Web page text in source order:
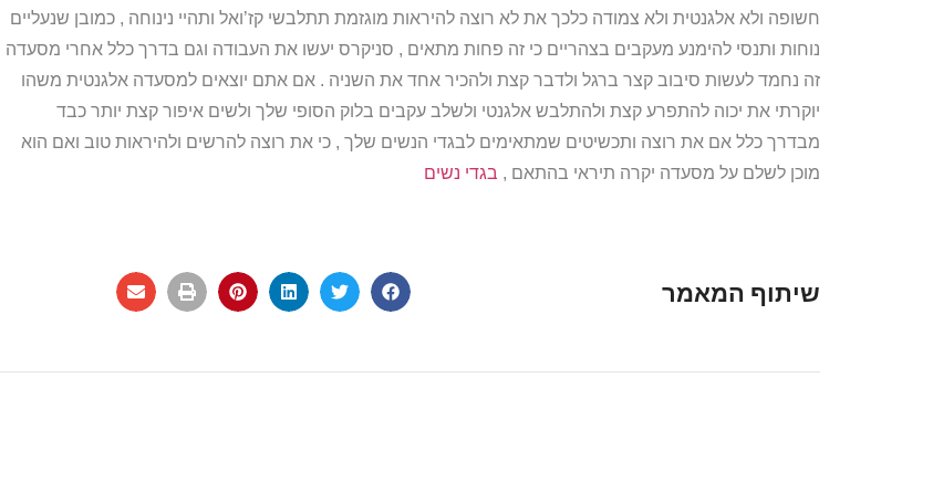
חשופה ולא אלגנטית ולא צמודה כלכך את לא רוצה להיראות מוגזמת תתלבשי קז’ואל ותהיי נינוחה , כמובן שנעליים
נוחות ותנסי להימנע מעקבים בצהריים כי זה פחות מתאים , סניקרס יעשו את העבודה וגם בדרך כלל אחרי מסעדה
זה נחמד לעשות סיבוב קצר ברגל ולדבר קצת ולהכיר אחד את השניה . אם אתם יוצאים למסעדה אלגנטית משהו
יוקרתי את יכוה להתפרע קצת ולהתלבש אלגנטי ולשלב עקבים בלוק הסופי שלך ולשים איפור קצת יותר כבד
מבדרך כלל אם את רוצה ותכשיטים שמתאימים לבגדי הנשים שלך , כי את רוצה להרשים ולהיראות טוב ואם הוא
מוכן לשלם על מסעדה יקרה תיראי בהתאם , בגדי נשים
שיתוף המאמר